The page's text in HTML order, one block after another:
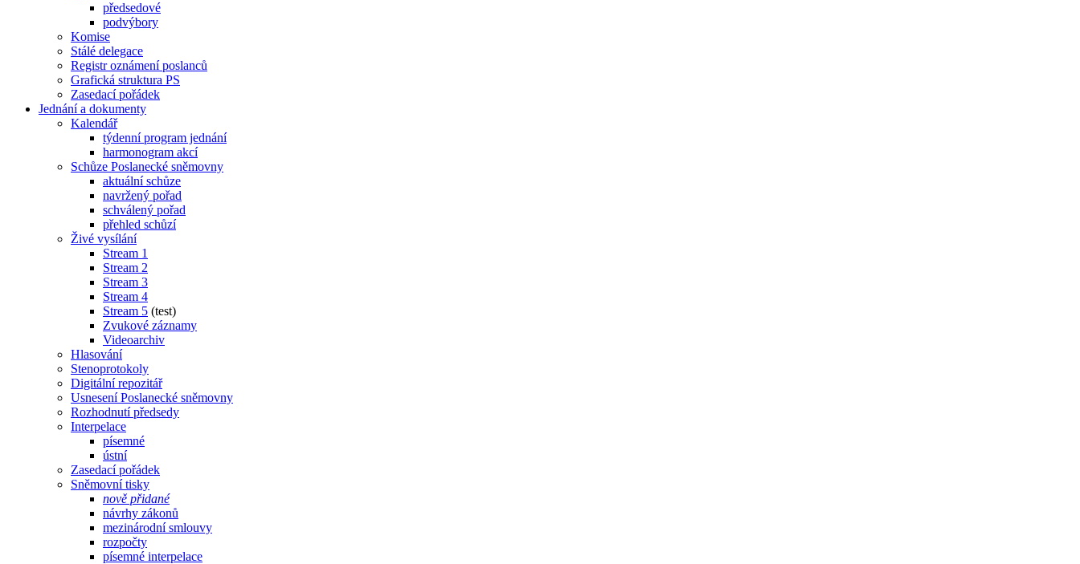
předsedové
podvýbory
Komise
Stálé delegace
Registr oznámení poslanců
Grafická struktura PS
Zasedací pořádek
Jednání a dokumenty
Kalendář
týdenní program jednání
harmonogram akcí
Schůze Poslanecké sněmovny
aktuální schůze
navržený pořad
schválený pořad
přehled schůzí
Živé vysílání
Stream 1
Stream 2
Stream 3
Stream 4
Stream 5 (test)
Zvukové záznamy
Videoarchiv
Hlasování
Stenoprotokoly
Digitální repozitář
Usnesení Poslanecké sněmovny
Rozhodnutí předsedy
Interpelace
písemné
ústní
Zasedací pořádek
Sněmovní tisky
nově přidané
návrhy zákonů
mezinárodní smlouvy
rozpočty
písemné interpelace